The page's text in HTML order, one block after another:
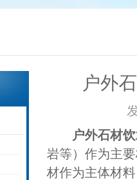
户外
户外石材
岩等）作为主
材作为主体材